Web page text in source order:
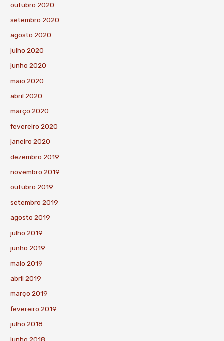
outubro 2020
setembro 2020
agosto 2020
julho 2020
junho 2020
maio 2020
abril 2020
março 2020
fevereiro 2020
janeiro 2020
dezembro 2019
novembro 2019
outubro 2019
setembro 2019
agosto 2019
julho 2019
junho 2019
maio 2019
abril 2019
março 2019
fevereiro 2019
julho 2018
junho 2018